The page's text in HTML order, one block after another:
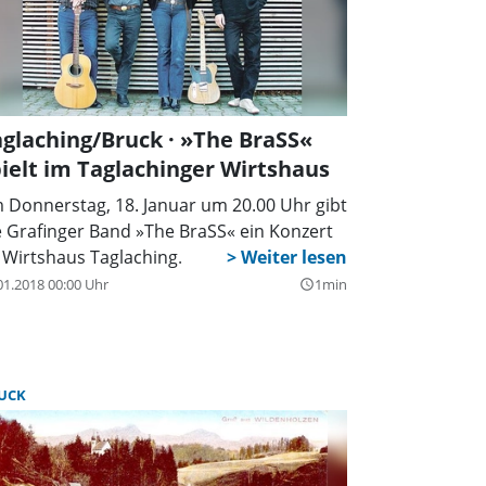
in Aßling auf. Für Blasmusik und
auch für das leibliche Wohl ist
Bruck · »The BraSS«
im Taglachinger Wirtshaus
Donnerstag, 18. Januar um 20.00 Uhr gibt
Grafinger Band »The BraSS« ein Konzert
Taglaching.
00:00 Uhr query_builder1min